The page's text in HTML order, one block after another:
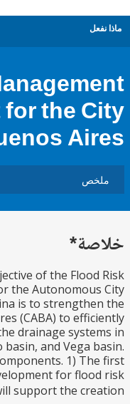
for the
Buenos
objective of the
for the
is to
Aires (CABA) to
the drainage
basin, and Vega
components. 1)
development for
will support the